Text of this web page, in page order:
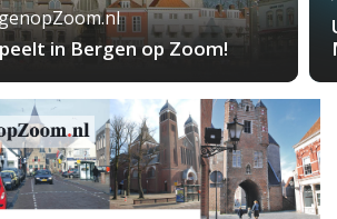
in Bergen op Zoom!